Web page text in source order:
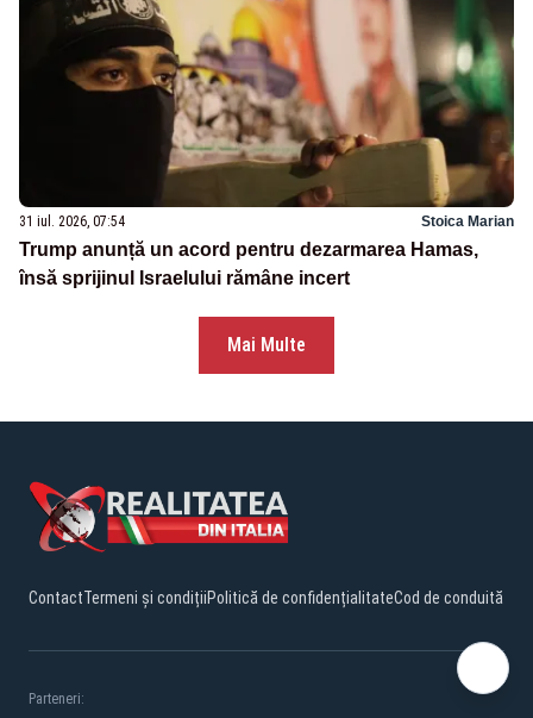
31 iul. 2026, 07:54 Stoica Marian
Trump anunță un acord pentru dezarmarea Hamas,
însă sprijinul Israelului rămâne incert
Mai Multe
ContactTermeni și condițiiPolitică de confidențialitateCod de conduită
Parteneri: